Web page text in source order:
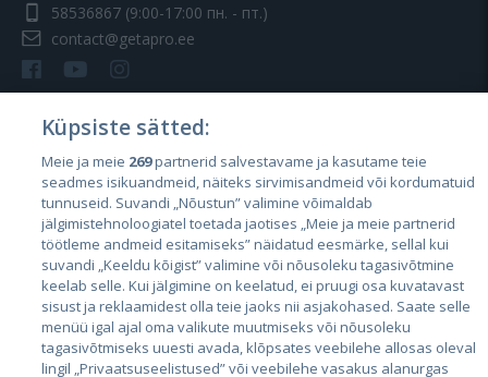
58536867 (9:00-17:00 пн. - пт.)
contact@getapro.ee
Страны
Эстония
Латвия
Литва
Küpsiste sätted:
Meie ja meie 269partnerid salvestavame ja kasutame teie
seadmes isikuandmeid, näiteks sirvimisandmeid või kordumatuid
tunnuseid. Suvandi „Nõustun” valimine võimaldab
jälgimistehnoloogiatel toetada jaotises „Meie ja meie partnerid
töötleme andmeid esitamiseks” näidatud eesmärke, sellal kui
suvandi „Keeldu kõigist” valimine või nõusoleku tagasivõtmine
keelab selle. Kui jälgimine on keelatud, ei pruugi osa kuvatavast
sisust ja reklaamidest olla teie jaoks nii asjakohased. Saate selle
menüü igal ajal oma valikute muutmiseks või nõusoleku
tagasivõtmiseks uuesti avada, klõpsates veebilehe allosas oleval
lingil „Privaatsuseelistused” või veebilehe vasakus alanurgas